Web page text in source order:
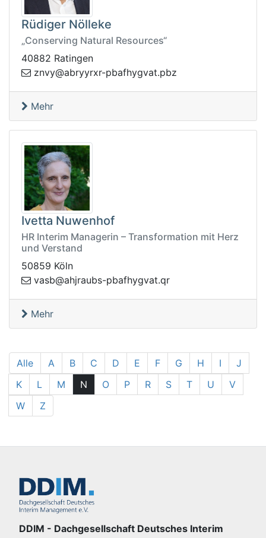
Rüdiger Nölleke
„Conserving Natural Resources“
40882 Ratingen
zbp.tavgyhfabp-rxryyrba@y
vnz
Mehr
Ivetta Nuwenhof
HR Interim Managerin – Transformation mit Herz
und Verstand
50859 Köln
rq.tavgyhfabp-sbuarjha@bsa
v
Mehr
Alle A B C D E F G H I
J
K
L M N O P R S T U
V
W
Z
DDIM - Dachgesellschaft Deutsches Interim